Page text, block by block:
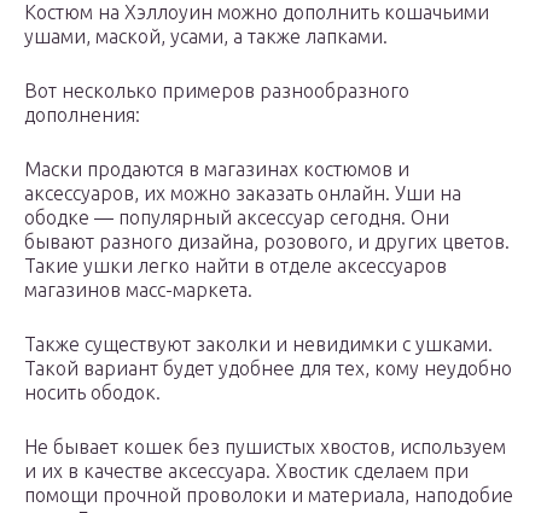
Костюм на Хэллоуин можно дополнить кошачьими
ушами, маской, усами, а также лапками.
Вот несколько примеров разнообразного
дополнения:
Маски продаются в магазинах костюмов и
аксессуаров, их можно заказать онлайн. Уши на
ободке — популярный аксессуар сегодня. Они
бывают разного дизайна, розового, и других цветов.
Такие ушки легко найти в отделе аксессуаров
магазинов масс-маркета.
Также существуют заколки и невидимки с ушками.
Такой вариант будет удобнее для тех, кому неудобно
носить ободок.
Не бывает кошек без пушистых хвостов, используем
и их в качестве аксессуара. Хвостик сделаем при
помощи прочной проволоки и материала, наподобие